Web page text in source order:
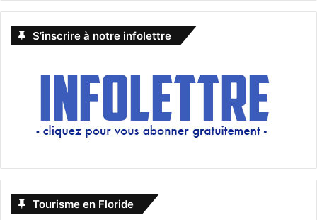
S’inscrire à notre infolettre
Tourisme en Floride